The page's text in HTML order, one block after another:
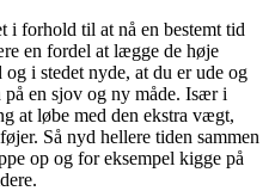
i forhold til at nå en bestemt tid
en fordel at lægge de høje
i stedet nyde, at du er ude og
en sjov og ny måde. Især i
at løbe med den ekstra vægt,
Så nyd hellere tiden sammen
op og for eksempel kigge på